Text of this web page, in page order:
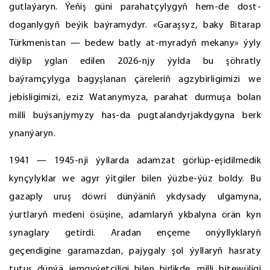
gutlaýaryn. Ýeňiş güni parahatçylygyň hem-de dost-
doganlygyň beýik baýramydyr. «Garaşsyz, baky Bitarap
Türkmenistan — bedew batly at-myradyň mekany» ýyly
diýlip yglan edilen 2026-njy ýylda bu şöhratly
baýramçylyga bagyşlanan çäreleriň agzybirligimizi we
jebisligimizi, eziz Watanymyza, parahat durmuşa bolan
milli buýsanjymyzy has-da pugtalandyrjakdygyna berk
ynanýaryn.
1941 — 1945-nji ýyllarda adamzat görlüp-eşidilmedik
kynçylyklar we agyr ýitgiler bilen ýüzbe-ýüz boldy. Bu
gazaply uruş döwri dünýäniň ykdysady ulgamyna,
ýurtlaryň medeni ösüşine, adamlaryň ykbalyna örän kyn
synaglary getirdi. Aradan ençeme onýyllyklaryň
geçendigine garamazdan, pajygaly şol ýyllaryň hasraty